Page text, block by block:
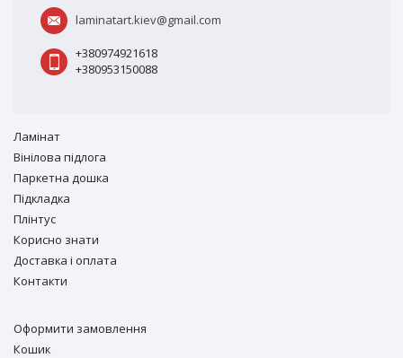
laminatart.kiev@gmail.com
+380974921618
+380953150088
Ламiнат
Вiнiлова підлога
Паркетна дошка
Підкладка
Плінтус
Корисно знати
Доставка і оплата
Контакти
Оформити замовлення
Кошик